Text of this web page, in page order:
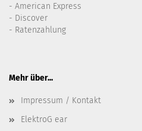
- American Express
- Discover
- Ratenzahlung
Mehr über...
Impressum / Kontakt
ElektroG ear